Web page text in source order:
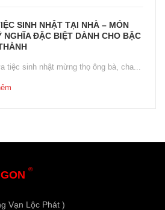
SINH NHẬT TẠI NHÀ – MÓN
NGHĨA ĐẶC BIỆT DÀNH CHO BẬC
tiệc sinh nhật mừng thọ ông bà, cha...
®
Vạn Lộc Phát )